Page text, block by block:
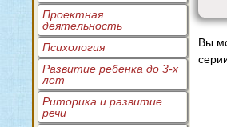
Проектная
деятельность
Психология
Развитие ребенка до 3-х
лет
Риторика и развитие
речи
Вы